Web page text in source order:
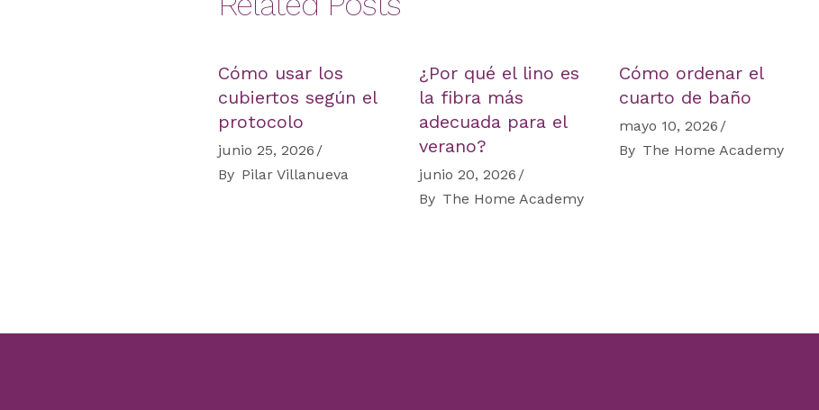
Cómo usar los
cubiertos según el
protocolo
junio 25, 2026
By Pilar Villanueva
¿Por qué el lino es
la fibra más
adecuada para el
verano?
junio 20, 2026
By The Home Academy
Cómo ordenar el
cuarto de baño
mayo 10, 2026
By The Home Academy